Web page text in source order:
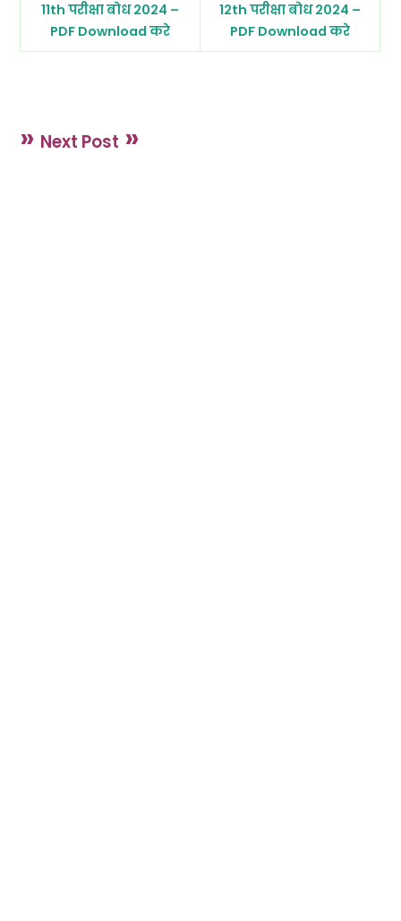
11th परीक्षा बोध 2024 –
PDF Download करे
12th परीक्षा बोध 2024 –
PDF Download करे
» Next Post »